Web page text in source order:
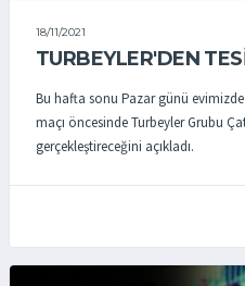
18/11/2021
TURBEYLER'DEN
Bu hafta sonu Pazar günü
maçı öncesinde Turbeyler Grubu
gerçekleştireceğini açıkladı.